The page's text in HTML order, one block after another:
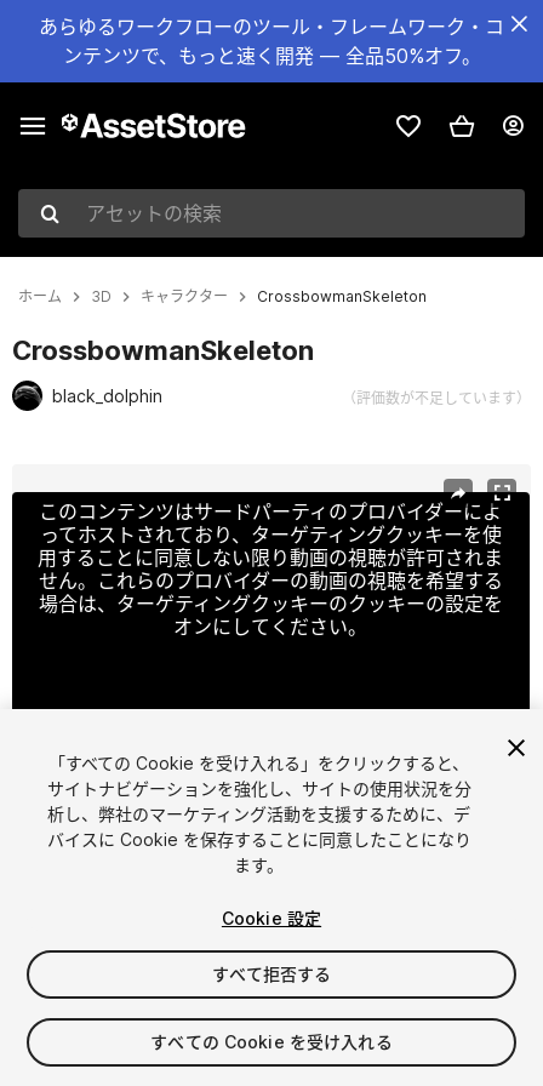
あらゆるワークフローのツール・フレームワーク・コ
ンテンツで、もっと速く開発 — 全品50%オフ。
アセットの検索
ホーム 3D キャラクター CrossbowmanSkeleton
CrossbowmanSkeleton
black_dolphin （評価数が不足しています）
このコンテンツはサードパーティのプロバイダーによ
ってホストされており、ターゲティングクッキーを使
用することに同意しない限り動画の視聴が許可されま
せん。これらのプロバイダーの動画の視聴を希望する
場合は、ターゲティングクッキーのクッキーの設定を
オンにしてください。
1/ 14
$40
消費税は決済時に計算されます
「すべての Cookie を受け入れる」をクリックすると、
サイトナビゲーションを強化し、サイトの使用状況を分
析し、弊社のマーケティング活動を支援するために、デ
バイスに Cookie を保存することに同意したことになり
ます。
Cookie 設定
すべて拒否する
すべての Cookie を受け入れる